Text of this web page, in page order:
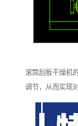
滚筒刮板干燥机
调节，从而实现